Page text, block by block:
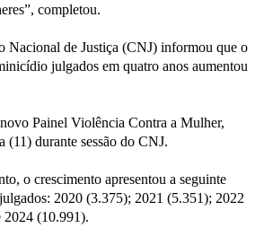
completou.
Nacional de Justiça (CNJ) informou que o
julgados em quatro anos aumentou
Painel Violência Contra a Mulher,
(11) durante sessão do CNJ.
o crescimento apresentou a seguinte
2020 (3.375); 2021 (5.351); 2022
(10.991).